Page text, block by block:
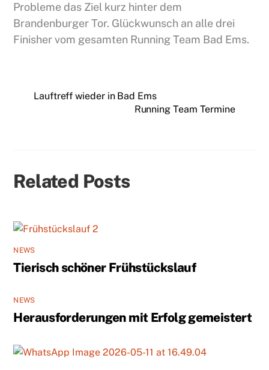
Probleme das Ziel kurz hinter dem
Brandenburger Tor. Glückwunsch an alle drei
Finisher vom gesamten Running Team Bad Ems.
Lauftreff wieder in Bad Ems
Running Team Termine
Related Posts
NEWS
Tierisch schöner Frühstückslauf
NEWS
Herausforderungen mit Erfolg gemeistert